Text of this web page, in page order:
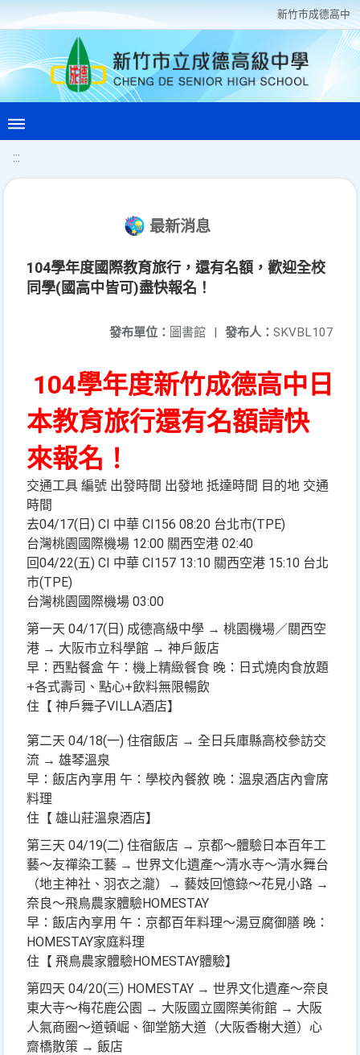
新竹巿成德高中
:::
最新消息
104學年度國際教育旅行，還有名額，歡迎全校
同學(國高中皆可)盡快報名！
發布人： SKVBL107
發布單位： 圖書館 |
104學年度新竹成德高中日
本教育旅行還有名額請快
來報名！
交通工具 編號 出發時間 出發地 抵達時間 目的地 交通
時間
去04/17(日) CI 中華 CI156 08:20 台北市(TPE)
台灣桃園國際機場 12:00 關西空港 02:40
回04/22(五) CI 中華 CI157 13:10 關西空港 15:10 台北
市(TPE)
台灣桃園國際機場 03:00
第一天 04/17(日) 成德高級中學 → 桃園機場／關西空
港 → 大阪市立科學館 → 神戶飯店
早：西點餐盒 午：機上精緻餐食 晚：日式燒肉食放題
+各式壽司、點心+飲料無限暢飲
住【 神戶舞子VILLA酒店】
第二天 04/18(一) 住宿飯店 → 全日兵庫縣高校參訪交
流 → 雄琴溫泉
早：飯店內享用 午：學校內餐敘 晚：溫泉酒店內會席
料理
住【 雄山莊溫泉酒店】
第三天 04/19(二) 住宿飯店 → 京都～體驗日本百年工
藝～友禪染工藝 → 世界文化遺產～清水寺～清水舞台
（地主神社、羽衣之瀧）→ 藝妓回憶錄～花見小路 →
奈良～飛鳥農家體驗HOMESTAY
早：飯店內享用 午：京都百年料理～湯豆腐御膳 晚：
HOMESTAY家庭料理
住【 飛鳥農家體驗HOMESTAY體驗】
第四天 04/20(三) HOMESTAY → 世界文化遺產～奈良
東大寺～梅花鹿公園 → 大阪國立國際美術館 → 大阪
人氣商圈～道頓崛、御堂筋大道（大阪香榭大道）心
齋橋散策 → 飯店